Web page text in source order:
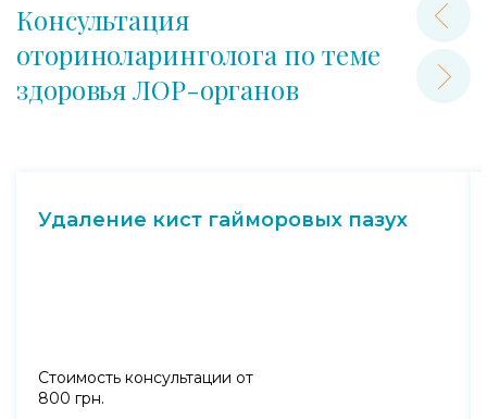
Консультация
оториноларинголога по теме
здоровья ЛОР-органов
Удаление кист гайморовых пазух
Стоимость консультации от
800 грн.